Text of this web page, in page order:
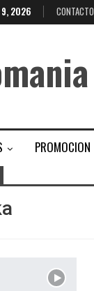
9, 2026 CONTACTO
PROMOCION